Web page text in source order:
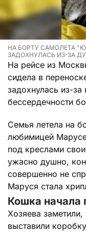
НА БОРТУ САМОЛЕТА
ЗАДОХНУЛАСЬ ИЗ-ЗА
На рейсе из
сидела в
задохнулась из-
бессердечности
Семья летела на
любимицей
под креслами
ужасно душно,
совершенно не
Маруся стала
Кошка начала
Хозяева
выставили